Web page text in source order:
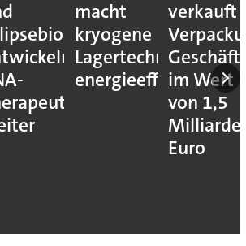
macht
kryogene
Lagertechnik
energieeffizienter
verkauft
im Wert
von 1,5
Euro